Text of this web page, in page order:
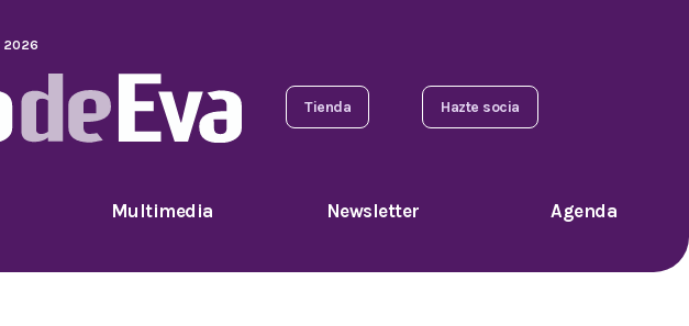
2026
Tienda Hazte socia
Multimedia Newsletter Agenda